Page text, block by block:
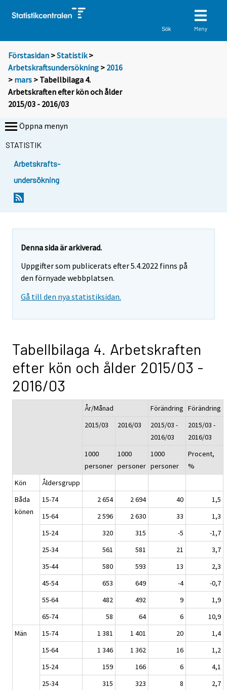
Sök Meny
Förstasidan >Statistik >
Arbetskraftsundersökning > 2016
> mars > Tabellbilaga 4.
Arbetskraften efter kön och ålder
2015/03 - 2016/03
Öppna menyn
STATISTIK
Arbetskrafts-
undersökning
Denna sida är arkiverad.
Uppgifter som publicerats efter 5.4.2022 finns på
den förnyade webbplatsen.
Gå till den nya statistiksidan.
Tabellbilaga 4. Arbetskraften
efter kön och ålder 2015/03 -
2016/03
År/Månad Förändring Förändring
2015/03
2016/03
2015/03 -
2016/03
2015/03 -
2016/03
1000
personer
1000
personer
1000
personer
Procent,
%
Kön
Åldersgrupp
Båda
könen
15-74 2 654 2 694 40
1,5
15-64
2 596 2 630 33
1,3
15-24
320 315 -5
-1,7
25-34
561 581 21
3,7
35-44
580 593 13
2,3
45-54
653 649 -4
-0,7
55-64
482 492 9
1,9
65-74
58 64 6
10,9
Män
15-74 1 381 1 401 20
1,4
15-64
1 346 1 362 16
1,2
15-24
159 166 6
4,1
25-34
315 323 8
2,7